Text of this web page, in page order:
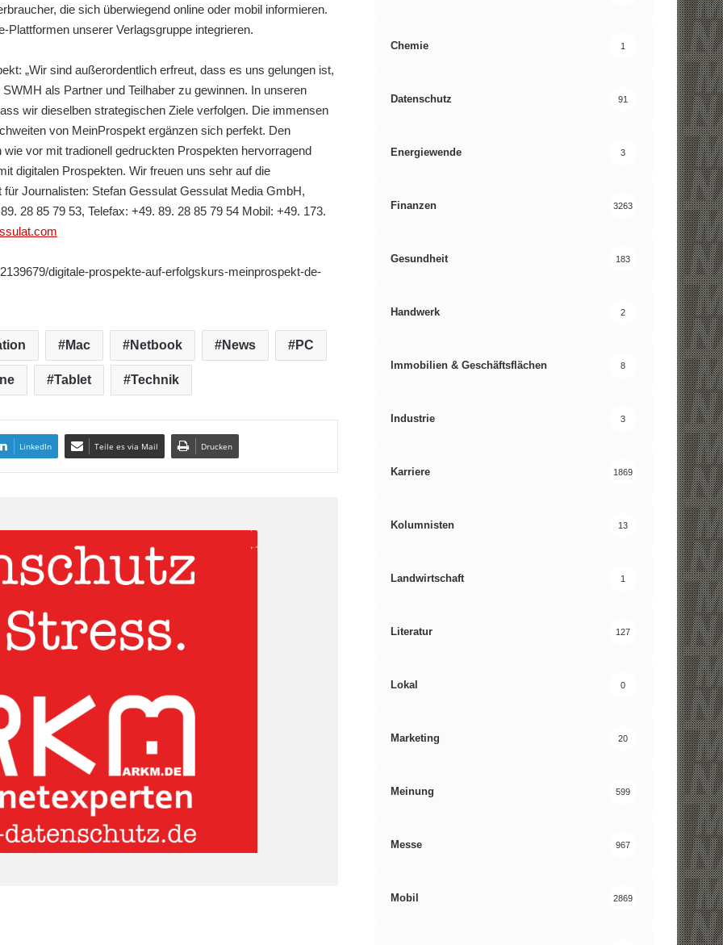
die sich überwiegend online oder mobil informieren.
unserer Verlagsgruppe integrieren.
„Wir sind außerordentlich erfreut, dass es uns gelungen ist,
als Partner und Teilhaber zu gewinnen. In unseren
wir dieselben strategischen Ziele verfolgen. Die immensen
von MeinProspekt ergänzen sich perfekt. Den
vor mit tradionell gedruckten Prospekten hervorragend
digitalen Prospekten. Wir freuen uns sehr auf die
Journalisten: Stefan Gessulat Gessulat Media GmbH,
28 85 79 53, Telefax: +49. 89. 28 85 79 54 Mobil: +49. 173.
digitale-prospekte-auf-erfolgskurs-meinprospekt-de-
Mac Netbook News PC
Tablet Technik
LinkedIn Teile es via Mail Drucken
Chemie 1
Datenschutz 91
Energiewende 3
Finanzen 3263
Gesundheit 183
Handwerk 2
Immobilien & Geschäftsflächen 8
Industrie 3
Karriere 1869
Kolumnisten 13
Landwirtschaft 1
Literatur 127
Lokal 0
Marketing 20
Meinung 599
Messe 967
Mobil 2869